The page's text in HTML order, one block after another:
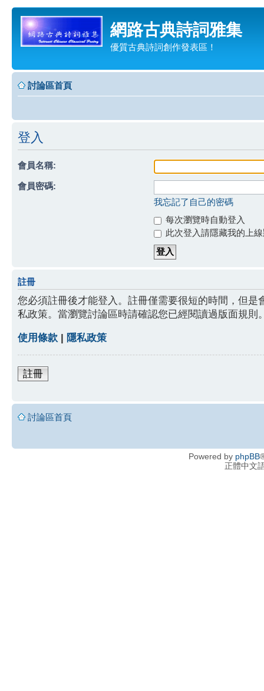
網路古典詩詞雅集
優質古典詩詞創作發表區！
討論區首頁
登入
會員名稱:
會員密碼:
我忘記了自己的密碼
每次瀏覽時自動登入
此次登入請隱藏我的上
註冊
您必須註冊後才能登入。註冊僅需要很短的時間，但
私政策。當瀏覽討論區時請確認您已經閱讀過版面規則
使用條款 | 隱私政策
註冊
討論區首頁
Powered by phpBB
正體中文